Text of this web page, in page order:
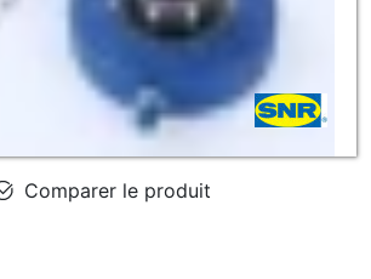
Comparer le produit